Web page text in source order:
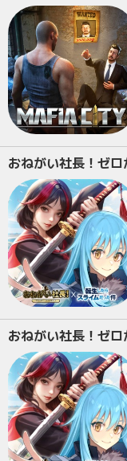
おねがい社長！ゼ
おねがい社長！ゼ